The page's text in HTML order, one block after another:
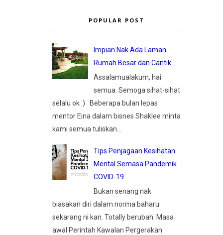
POPULAR POST
Impian Nak Ada Laman
Rumah Besar dan Cantik
Assalamualakum, hai
semua. Semoga sihat-sihat
selalu ok :) Beberapa bulan lepas
mentor Eina dalam bisnes Shaklee minta
kami semua tuliskan...
Tips Penjagaan Kesihatan
Mental Semasa Pandemik
COVID-19.
Bukan senang nak
biasakan diri dalam norma baharu
sekarang ni kan. Totally berubah. Masa
awal Perintah Kawalan Pergerakan